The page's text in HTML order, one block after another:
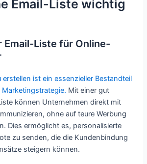
Email-Liste wichtig
Email-Liste für Online-
erstellen ist ein essenzieller Bestandteil
Mit einer gut
können Unternehmen direkt mit
ohne auf teure Werbung
Dies ermöglicht es, personalisierte
zu senden, die die Kundenbindung
steigern können.